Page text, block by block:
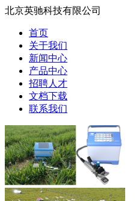
北京英驰科技有限公司
首页
关于我们
新闻中心
产品中心
招聘人才
文档下载
联系我们